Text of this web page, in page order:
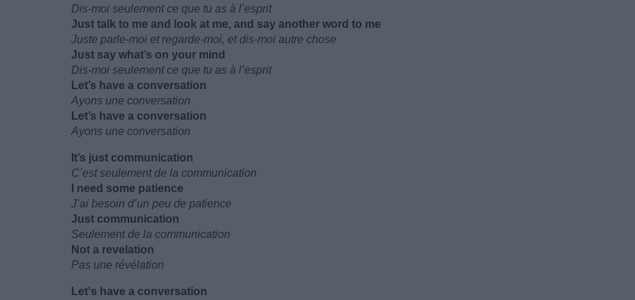
Dis-moi seulement ce que tu as à l’esprit
Just talk to me and look at me, and say another word to me
Juste parle-moi et regarde-moi, et dis-moi autre chose
Just say what’s on your mind
Dis-moi seulement ce que tu as à l’esprit
Let’s have a conversation
Ayons une conversation
Let’s have a conversation
Ayons une conversation
It’s just communication
C’est seulement de la communication
I need some patience
J’ai besoin d’un peu de patience
Just communication
Seulement de la communication
Not a revelation
Pas une révélation
Let's have a conversation